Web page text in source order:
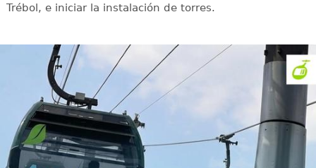
Trébol, e iniciar la instalación de torres.